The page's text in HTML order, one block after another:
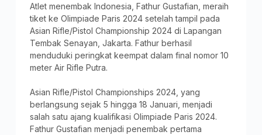
Atlet menembak Indonesia, Fathur Gustafian, meraih
tiket ke Olimpiade Paris 2024 setelah tampil pada
Asian Rifle/Pistol Championship 2024 di Lapangan
Tembak Senayan, Jakarta. Fathur berhasil
menduduki peringkat keempat dalam final nomor 10
meter Air Rifle Putra.
Asian Rifle/Pistol Championships 2024, yang
berlangsung sejak 5 hingga 18 Januari, menjadi
salah satu ajang kualifikasi Olimpiade Paris 2024.
Fathur Gustafian menjadi penembak pertama